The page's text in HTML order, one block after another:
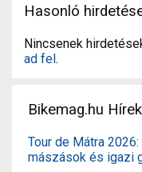
Hasonló
Nincsenek
ad fel.
Bikemag.hu Hírek
Tour de Mátra
mászások és igazi